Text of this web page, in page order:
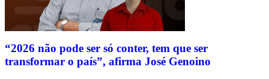
“2026 não pode ser só conter, tem que ser
transformar o país”, afirma José Genoino